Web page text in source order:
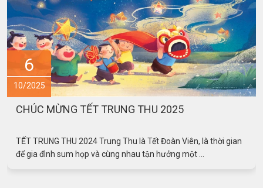
6
10/2025
CHÚC MỪNG TẾT TRUNG THU 2025
TẾT TRUNG THU 2024 Trung Thu là Tết Đoàn Viên, là thời gian
để gia đình sum họp và cùng nhau tận hưởng một ...